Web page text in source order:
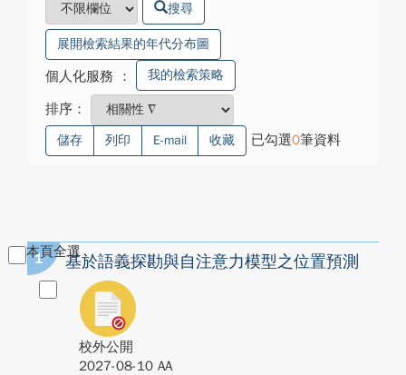
搜尋
展開檢索結果的年代分布圖
個人化服務 ： 我的檢索策略
排序：
儲存 列印 E-mail 收藏 已勾選0筆資料
本頁全選
1 基於語義探勘與自注意力模型之位置預測
校外公開
2027-08-10 AA